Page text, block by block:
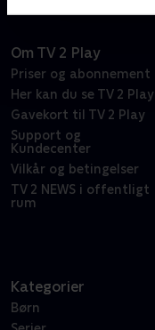
Om TV 2 Play
Priser og abonnement
Her kan du se TV 2 Play
Gavekort til TV 2 Play
Support og
Kundecenter
Vilkår og betingelser
TV 2 NEWS i offentligt
rum
Kategorier
Børn